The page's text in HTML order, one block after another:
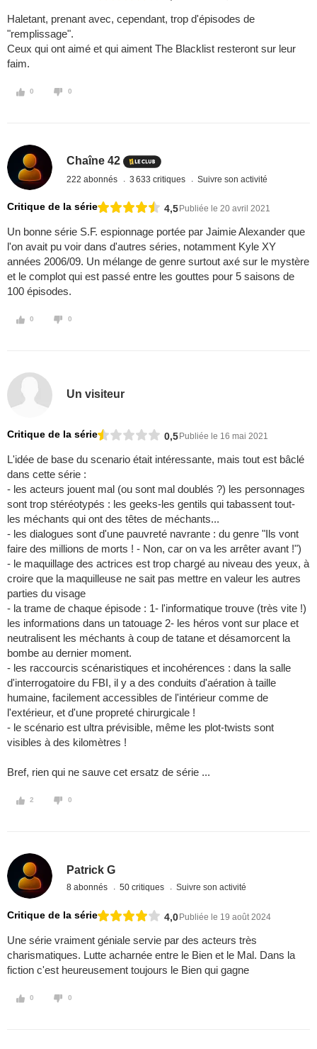
Haletant, prenant avec, cependant, trop d'épisodes de
"remplissage".
Ceux qui ont aimé et qui aiment The Blacklist resteront sur leur
faim.
0 0
Chaîne 42
222 abonnés 3 633 critiques Suivre son activité
Critique de la série 4,5 Publiée le 20 avril 2021
Un bonne série S.F. espionnage portée par Jaimie Alexander que
l'on avait pu voir dans d'autres séries, notamment Kyle XY
années 2006/09. Un mélange de genre surtout axé sur le mystère
et le complot qui est passé entre les gouttes pour 5 saisons de
100 épisodes.
0 0
Un visiteur
Critique de la série 0,5 Publiée le 16 mai 2021
L'idée de base du scenario était intéressante, mais tout est bâclé
dans cette série :
- les acteurs jouent mal (ou sont mal doublés ?) les personnages
sont trop stéréotypés : les geeks-les gentils qui tabassent tout-
les méchants qui ont des têtes de méchants...
- les dialogues sont d'une pauvreté navrante : du genre "Ils vont
faire des millions de morts ! - Non, car on va les arrêter avant !")
- le maquillage des actrices est trop chargé au niveau des yeux, à
croire que la maquilleuse ne sait pas mettre en valeur les autres
parties du visage
- la trame de chaque épisode : 1- l'informatique trouve (très vite !)
les informations dans un tatouage 2- les héros vont sur place et
neutralisent les méchants à coup de tatane et désamorcent la
bombe au dernier moment.
- les raccourcis scénaristiques et incohérences : dans la salle
d'interrogatoire du FBI, il y a des conduits d'aération à taille
humaine, facilement accessibles de l'intérieur comme de
l'extérieur, et d'une propreté chirurgicale !
- le scénario est ultra prévisible, même les plot-twists sont
visibles à des kilomètres !
Bref, rien qui ne sauve cet ersatz de série ...
2 0
Patrick G
8 abonnés 50 critiques Suivre son activité
Critique de la série 4,0 Publiée le 19 août 2024
Une série vraiment géniale servie par des acteurs très
charismatiques. Lutte acharnée entre le Bien et le Mal. Dans la
fiction c'est heureusement toujours le Bien qui gagne
0 0